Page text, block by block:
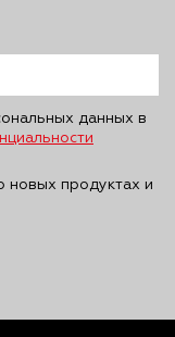
данных в
новых продуктах и